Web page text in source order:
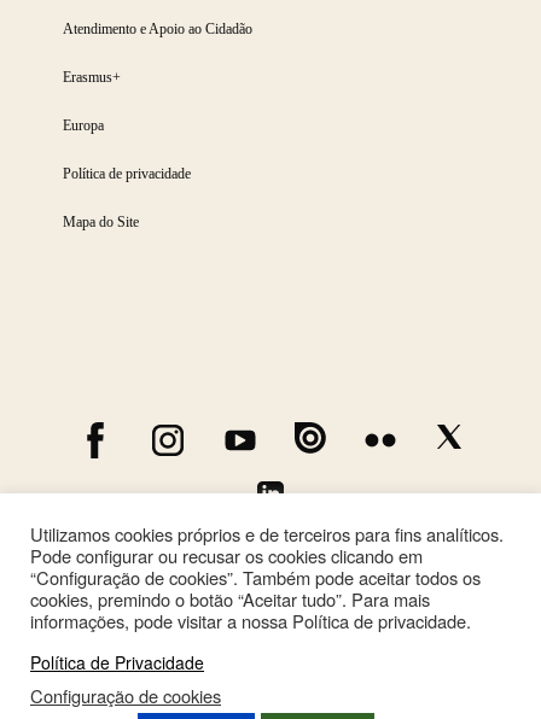
Atendimento e Apoio ao Cidadão
Erasmus+
Europa
Política de privacidade
Mapa do Site
Utilizamos cookies próprios e de terceiros para fins analíticos.
Pode configurar ou recusar os cookies clicando em
“Configuração de cookies”. Também pode aceitar todos os
cookies, premindo o botão “Aceitar tudo”. Para mais
informações, pode visitar a nossa Política de privacidade.
Política de Privacidade
Configuração de cookies